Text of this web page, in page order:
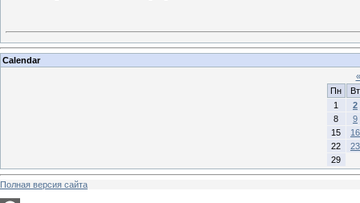
Calendar
«
Пн
Вт
1
2
8
9
15
16
22
23
29
Полная версия сайта